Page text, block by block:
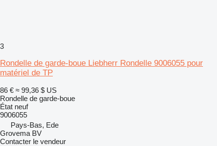
3
Rondelle de garde-boue Liebherr Rondelle 9006055 pour
matériel de TP
86 € ≈ 99,36 $ US
Rondelle de garde-boue
État neuf
9006055
Pays-Bas, Ede
Grovema BV
Contacter le vendeur